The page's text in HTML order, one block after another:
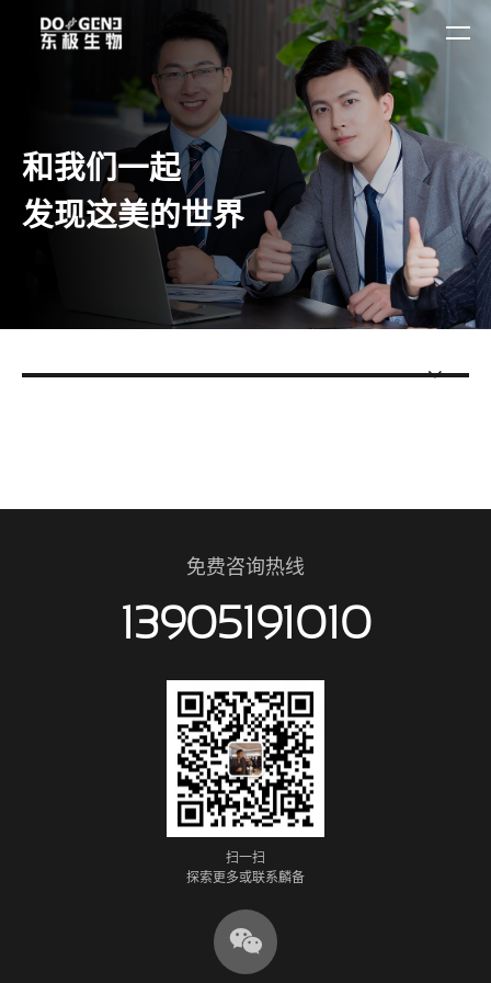
和我们一起
发现这美的世界
免费咨询热线
13905191010
扫一扫
探索更多或联系麟备
